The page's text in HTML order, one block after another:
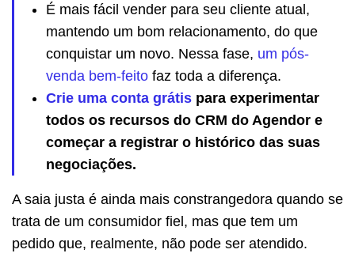
É mais fácil vender para seu cliente atual,
mantendo um bom relacionamento, do que
conquistar um novo. Nessa fase, um pós-
venda bem-feito faz toda a diferença.
Crie uma conta grátis para experimentar
todos os recursos do CRM do Agendor e
começar a registrar o histórico das suas
negociações.
A saia justa é ainda mais constrangedora quando se
trata de um consumidor fiel, mas que tem um
pedido que, realmente, não pode ser atendido.